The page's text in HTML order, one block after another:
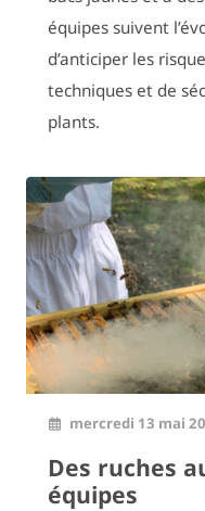
équipes suivent
d’anticiper les
techniques et de
plants.
mercredi 13 mai
Des ruches
équipes